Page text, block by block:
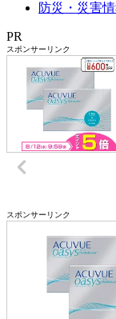
防災・災害
PR
スポンサーリンク
スポンサーリンク